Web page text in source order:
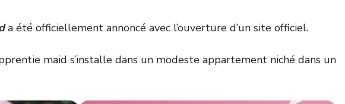
a été officiellement annoncé avec l’ouverture d’un site officiel.
maid s’installe dans un modeste appartement niché dans un